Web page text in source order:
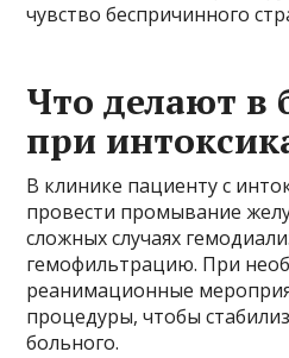
чувство беспричинного
Что делают в
при
В клинике пациенту с
провести промывание
сложных случаях
гемофильтрацию. При
реанимационные
процедуры, чтобы
больного.